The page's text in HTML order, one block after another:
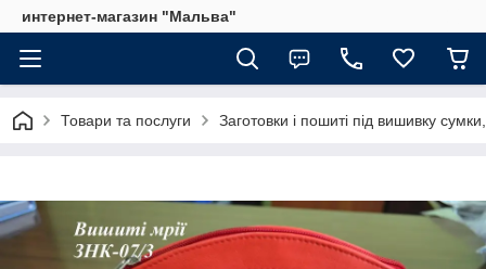
интернет-магазин "Мальва"
Товари та послуги Заготовки і пошиті під вишивку